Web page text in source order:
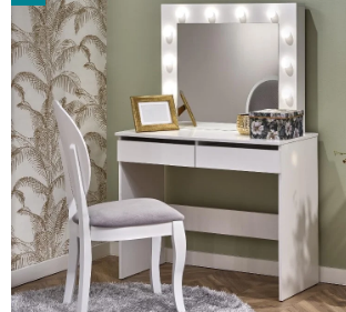
produktu
je
4,2
z
5
hviezdičiek.